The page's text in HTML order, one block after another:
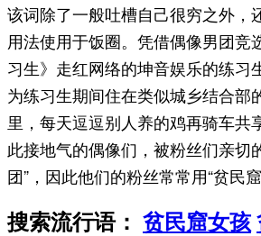
该词除了一般吐槽自己很穷之外，
用法使用于饭圈。凭借偶像男团竞
习生》走红网络的坤音娱乐的练习
为练习生期间住在类似城乡结合部
里，每天逗逗别人养的鸡再骑车共
此接地气的偶像们，被粉丝们亲切
团”，因此他们的粉丝常常用“贫民
搜索流行语： 贫民窟女孩